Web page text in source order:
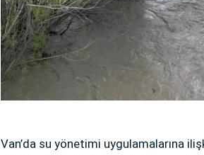
Van’da su yönetimi uygulamalarına